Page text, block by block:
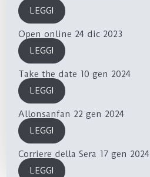
LEGGI
Open online 24 dic 2023
LEGGI
Take the date 10 gen 2024
LEGGI
Allonsanfan 22 gen 2024
LEGGI
Corriere della Sera 17 gen 2024
LEGGI